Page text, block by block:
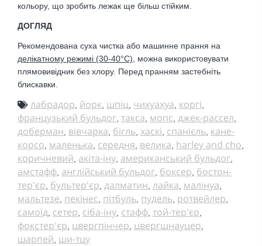
кольору, що зробить лежак ще більш стійким.
ДОГЛЯД
Рекомендована суха чистка або машинне прання на
делікатному режимі (30-40°С) , можна використовувати
плямовивідник без хлору. Перед пранням застебніть
блискавки.
лабрадор йорк шпіц чихуахуа коргі
французький бульдог такса мопс джек-рассел
доберман вівчарка бігль хаскі спанієль кане-
корсо маленька середня велика harley and cho
коричневий акіта-іну американський бульдог
амстафф англійський бульдог боксер бостон-
тер'єр бультер'єр далматин лайка малінуа
мальтезе пекінес пітбуль пудель ротвейлер
самоїд сетер сіба-іну стафф той-тер'єр
фокстер'єр цвергпінчер цвергшнауцер
шарпей ши-тцу